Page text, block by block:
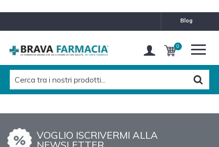
blog
0
VOGLIO ISCRIVERMI ALLA